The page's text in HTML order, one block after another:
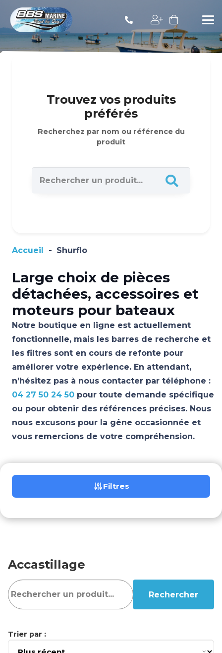
Trouvez vos produits
préférés
Recherchez par nom ou référence du
produit
Accueil - Shurflo
Large choix de pièces
détachées, accessoires et
moteurs pour bateaux
Notre boutique en ligne est actuellement
fonctionnelle, mais les barres de recherche et
les filtres sont en cours de refonte pour
améliorer votre expérience. En attendant,
n’hésitez pas à nous contacter par téléphone :
04 27 50 24 50 pour toute demande spécifique
ou pour obtenir des références précises. Nous
nous excusons pour la gêne occasionnée et
vous remercions de votre compréhension.
Filtres
Accastillage
Rechercher
Trier par :